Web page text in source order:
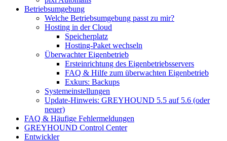
Betriebsumgebung
Welche Betriebsumgebung passt zu mir?
Hosting in der Cloud
Speicherplatz
Hosting-Paket wechseln
Überwachter Eigenbetrieb
Ersteinrichtung des Eigenbetriebsservers
FAQ & Hilfe zum überwachten Eigenbetrieb
Exkurs: Backups
Systemeinstellungen
Update-Hinweis: GREYHOUND 5.5 auf 5.6 (oder
neuer)
FAQ & Häufige Fehlermeldungen
GREYHOUND Control Center
Entwickler